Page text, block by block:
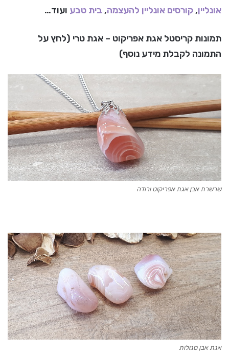
אונליין,קורסים אונליין להעצמה, בית טבע ועוד…
תמונות קריסטל אגת אפריקוט – אגת טרי (לחץ על
התמונה לקבלת מידע נוסף)
שרשרת אבן אגת אפריקוט ורודה
אגת אבן סגולות